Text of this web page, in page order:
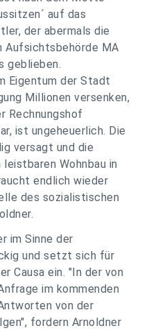
auf das
der abermals die
Aufsichtsbehörde MA
geblieben.
Eigentum der Stadt
Millionen versenken,
Rechnungshof
ist ungeheuerlich. Die
versagt und die
Wohnbau in
endlich wieder
des sozialistischen
im Sinne der
und setzt sich für
Causa ein. "In der von
im kommenden
von der
fordern Arnoldner